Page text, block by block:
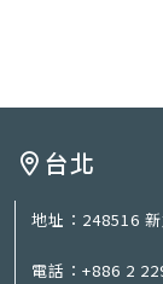
台北
地址： 248516
電話： +886 2